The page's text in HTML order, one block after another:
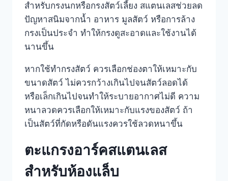
สำหรับกรงนกหรือกรงสัตว์เลี้ยง สแตนเลสช่วยลด
ปัญหาสนิมจากน้ำ อาหาร มูลสัตว์ หรือการล้าง
กรงเป็นประจำ ทำให้กรงดูสะอาดและใช้งานได้
นานขึ้น
หากใช้ทำกรงสัตว์ ควรเลือกช่องตาให้เหมาะกับ
ขนาดสัตว์ ไม่ควรกว้างเกินไปจนสัตว์ลอดได้
หรือเล็กเกินไปจนทำให้ระบายอากาศไม่ดี ความ
หนาลวดควรเลือกให้เหมาะกับแรงของสัตว์ ถ้า
เป็นสัตว์ที่กัดหรือดันแรงควรใช้ลวดหนาขึ้น
ตะแกรงอาร์คสแตนเลส
สำหรับห้องแล็บ